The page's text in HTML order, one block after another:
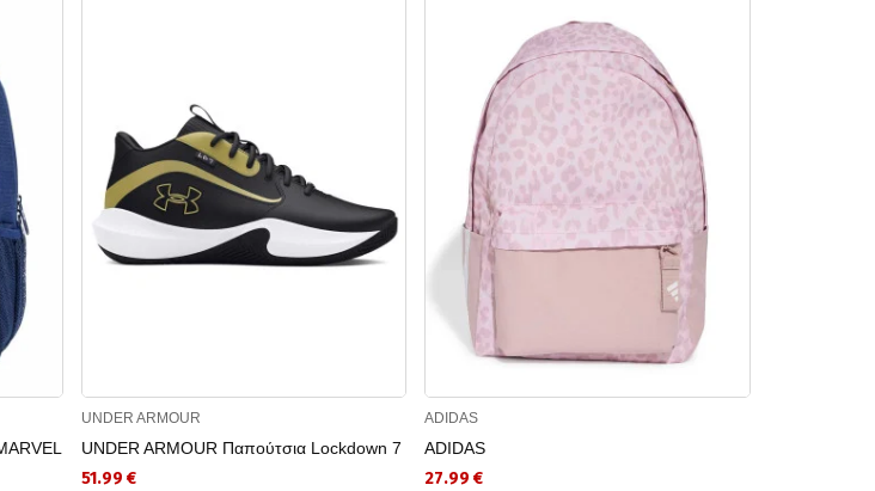
UNDER ARMOUR
UNDER ARMOUR Παπούτσια Lockdown 7
51.99 €
ADIDAS
ADIDAS
27.99 €